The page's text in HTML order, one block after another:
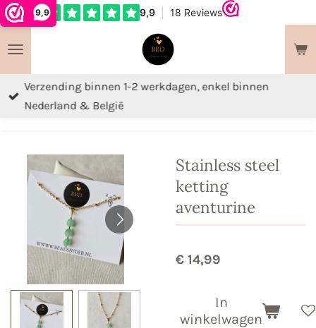
9,9
Ga
naar
de
hoofdinhoud
Verzending binnen 1-2 werkdagen, enkel binnen
Nederland & België
Stainless steel
ketting
aventurine
€ 14,99
In
winkelwagen